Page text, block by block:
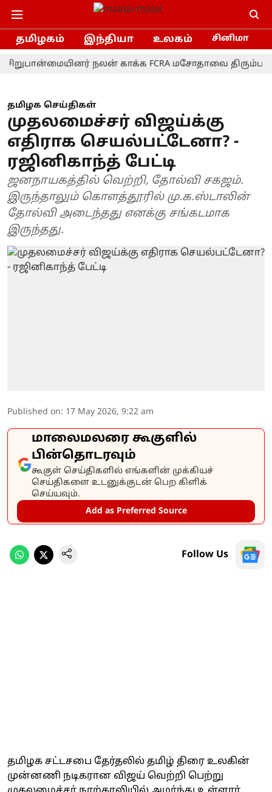
தமிழகம் இந்தியா உலகம் சினிமா
நலன் காக்க FCRA மசோதாவை திரும்பப் பெற
தமிழக செய்திகள்
முதலமைச்சர் விஜய்க்கு
எதிராக செயல்பட்டேனா? -
ரஜினிகாந்த் பேட்டி
ஜனநாயகத்தில் வெற்றி, தோல்வி சகஜம்.
இருந்தாலும் கொளத்தூரில் மு.க.ஸ்டாலின்
தோல்வி அடைந்தது எனக்கு சங்கடமாக
இருந்தது.
Published on: 17 May 2026, 9:22 am
மாலைமலரை கூகுளில்
பின்தொடரவும்
கூகுள் செய்திகளில் எங்களின் முக்கியச்
செய்திகளை உடனுக்குடன் பெற கிளிக்
செய்யவும்.
Add as Preferred Source
Follow Us
தமிழக சட்டசபை தேர்தலில் தமிழ் திரை உலகின்
முன்னணி நடிகரான விஜய் வெற்றி பெற்று